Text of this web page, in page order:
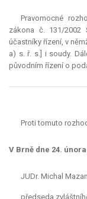
Pravomocné
zákona č. 131/2002
účastníky řízení, v
a) s. ř. s.] i soudy.
původním řízení o
Proti tomuto
V Brně dne 24. února
JUDr. Michal
předseda